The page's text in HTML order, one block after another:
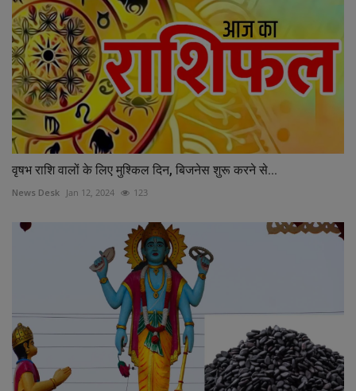
वृषभ राशि वालों के लिए मुश्किल दिन, बिजनेस शुरू करने से...
News Desk Jan 12, 2024 123